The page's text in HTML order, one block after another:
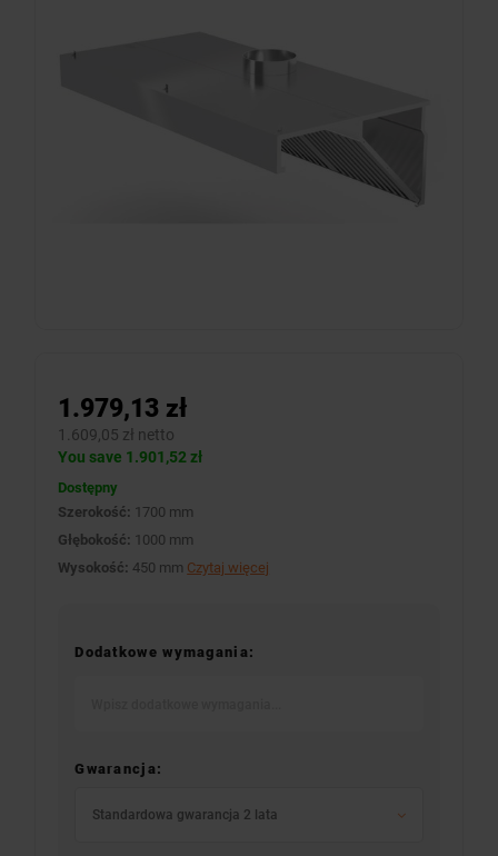
1.979,13 zł
1.609,05 zł netto
You save 1.901,52 zł
Dostępny
Szerokość: 1700 mm
Głębokość: 1000 mm
Wysokość: 450 mm Czytaj więcej
Dodatkowe wymagania:
Gwarancja:
Standardowa gwarancja 2 lata